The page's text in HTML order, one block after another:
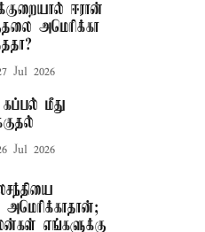
ஈரான்
அமெரிக்கா
Jul 2026
கப்பல் மீது
Jul 2026
அமெரிக்காதான்;
எங்களுக்கு